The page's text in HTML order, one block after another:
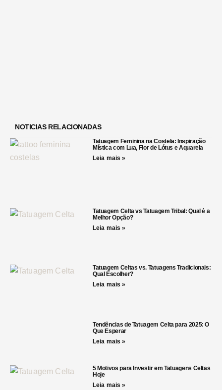
NOTICIAS RELACIONADAS
Tatuagem Feminina na Costela: Inspiração
Mística com Lua, Flor de Lótus e Aquarela
Leia mais »
Tatuagem Celta vs Tatuagem Tribal: Qual é a
Melhor Opção?
Leia mais »
Tatuagem Celtas vs. Tatuagens Tradicionais:
Qual Escolher?
Leia mais »
Tendências de Tatuagem Celta para 2025: O
Que Esperar
Leia mais »
5 Motivos para Investir em Tatuagens Celtas
Hoje
Leia mais »